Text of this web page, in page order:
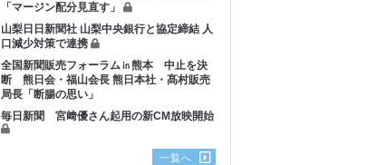
「マージン配分見直す」
山梨日日新聞社 山梨中央銀行と協定締結 人
口減少対策で連携
全国新聞販売フォーラム㏌熊本 中止を決
断 熊日会・福山会長 熊日本社・髙村販売
局長「断腸の思い」
毎日新聞 宮﨑優さん起用の新CM放映開始
一覧へ